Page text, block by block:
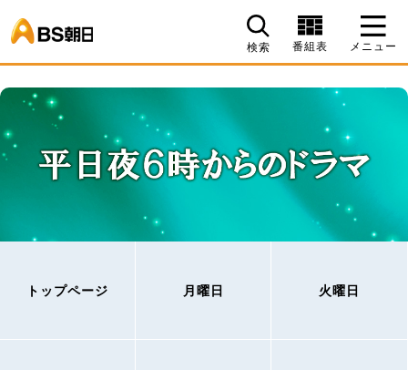
検索 番組表 メニュー
トップページ 月曜日 火曜日